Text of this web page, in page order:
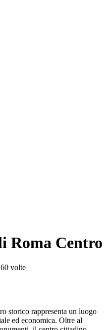
Roma Centro
volte
storico rappresenta un luogo
ed economica. Oltre al